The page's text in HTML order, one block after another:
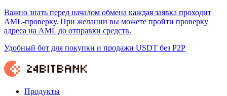
Важно знать перед началом обмена каждая заявка проходит
AML-проверку. При желании вы можете пройти проверку
адреса на AML до отправки средств.
Удобный бот для покупки и продажи USDT без P2P
Продукты